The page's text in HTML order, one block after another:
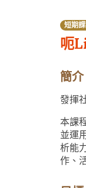
短期
呃
簡介
發揮
本課
並運
析能
作、